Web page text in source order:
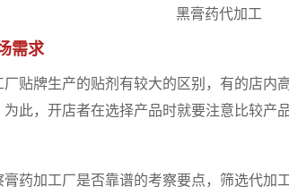
需求
牌生产的贴剂有较大的区别，有的店内
此，开店者在选择产品时就要注意比较产
加工厂是否靠谱的考察要点，筛选代加